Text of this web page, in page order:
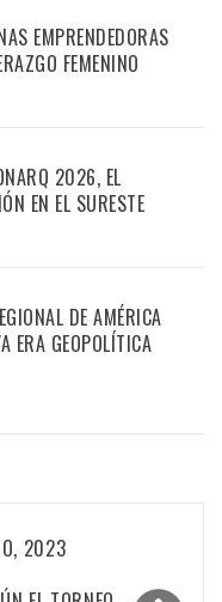
EMPRENDEDORAS
FEMENINO
2026, EL
EN EL SURESTE
DE AMÉRICA
ERA GEOPOLÍTICA
2023